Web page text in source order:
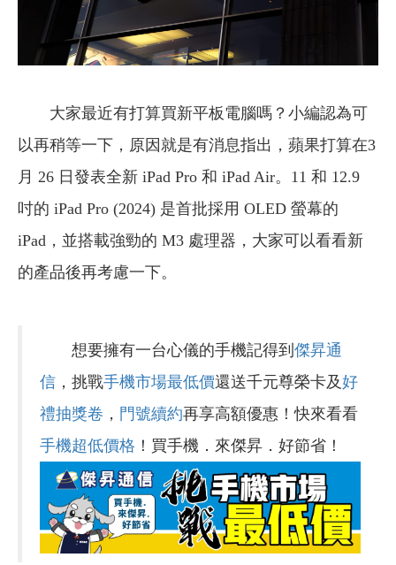
大家最近有打算買新平板電腦嗎？小編認為可
以再稍等一下，原因就是有消息指出，蘋果打算在3
月 26 日發表全新 iPad Pro 和 iPad Air。11 和 12.9
吋的 iPad Pro (2024) 是首批採用 OLED 螢幕的
iPad，並搭載強勁的 M3 處理器，大家可以看看新
的產品後再考慮一下。
想要擁有一台心儀的手機記得到 傑昇通
信 ，挑戰手機市場最低價還送千元尊榮卡及好
禮抽獎卷 ， 門號續約再享高額優惠！快來看看
手機超低價格 ！買手機．來傑昇．好節省！